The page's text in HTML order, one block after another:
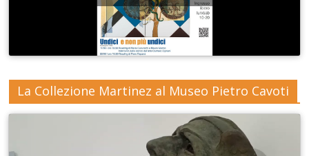
La Collezione Martinez al Museo Pietro Cavoti